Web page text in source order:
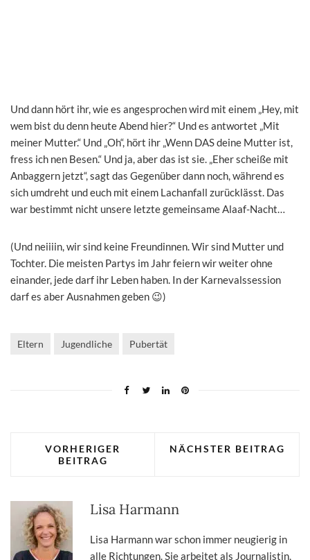
Und dann hört ihr, wie es angesprochen wird mit einem „Hey, mit
wem bist du denn heute Abend hier?“ Und es antwortet „Mit
meiner Mutter.“ Und „Oh“, hört ihr „Wenn DAS deine Mutter ist,
fress ich nen Besen.“ Und ja, aber das ist sie. „Eher scheiße mit
Anbaggern jetzt“, sagt das Gegenüber dann noch, während es
sich umdreht und euch mit einem Lachanfall zurücklässt. Das
war bestimmt nicht unsere letzte gemeinsame Alaaf-Nacht…
(Und neiiiin, wir sind keine Freundinnen. Wir sind Mutter und
Tochter. Die meisten Partys im Jahr feiern wir weiter ohne
einander, jede darf ihr Leben haben. In der Karnevalssession
darf es aber Ausnahmen geben 😉)
Eltern Jugendliche Pubertät
VORHERIGER
BEITRAG
NÄCHSTER BEITRAG
Lisa Harmann
Lisa Harmann war schon immer neugierig in
alle Richtungen. Sie arbeitet als Journalistin,